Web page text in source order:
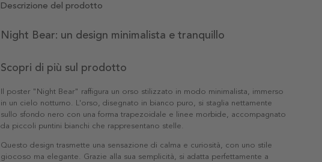
Descrizione del prodotto
Night Bear: un design minimalista e tranquillo
Scopri di più sul prodotto
Il poster "Night Bear" raffigura un orso stilizzato in modo minimalista, immerso
in un cielo notturno. L'orso, disegnato in bianco puro, si staglia nettamente
sullo sfondo nero con una forma trapezoidale e linee morbide, accompagnato
da piccoli puntini bianchi che rappresentano stelle.
Questo design trasmette una sensazione di calma e curiosità, con uno stile
giocoso ma elegante. Grazie alla sua semplicità, si adatta perfettamente a